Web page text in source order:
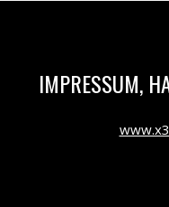
IMPRESSUM,